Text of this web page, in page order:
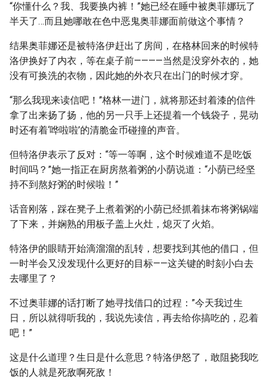
“你懂什么？我、我要换内裤！”她已经在睡中被奥菲娜玩了
半天了…而且她哪敢在色中恶鬼奥菲娜面前做这个事情？
结果奥菲娜还是被特洛伊赶出了房间，在格林回来的时候特
洛伊换好了内衣，等在桌子前————当然是没穿外衣的，她
没有可换洗的衣物，因此她的外衣只在出门的时候才穿。
“那么我现来读信吧！”格林一进门，就将那还封着漆的信件
拿了出来扬了扬，他的另一只手上还提着一个钱袋子，晃动
时还有着‘哗啦啦’的清脆金币碰撞的声音。
但特洛伊表示了反对：“等一等啊，这个时候难道不是吃饭
时间吗？”她一指正在厨房熬着粥的小荫说道：“小荫已经坚
持不到熬好粥的时候啦！”
话音刚落，踩在凳子上煮着粥的小荫已经抓着抹布将粥锅端
了下来，并娴熟的用板子盖上火灶，熄灭了火焰。
特洛伊的眼睛开始滴溜溜的乱转，想要找到其他的借口，但
一时半会又没发现什么更好的目标——这关键的时刻小白去
去哪里了？
不过奥菲娜的话打断了她寻找借口的过程：”今天我过生
日，所以就得听我的，我说先读信，再去给你搞吃的，忍着
吧！”
这是什么道理？生日是什么意思？特洛伊怒了，敢阻挠我吃
饭的人就是死敌啊死敌！